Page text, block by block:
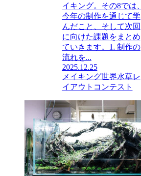
イキング。その8では、
今年の制作を通じて学
んだこと、そして次回
に向けた課題をまとめ
ていきます。1. 制作の
流れを...
2025.12.25
メイキング世界水草レ
イアウトコンテスト